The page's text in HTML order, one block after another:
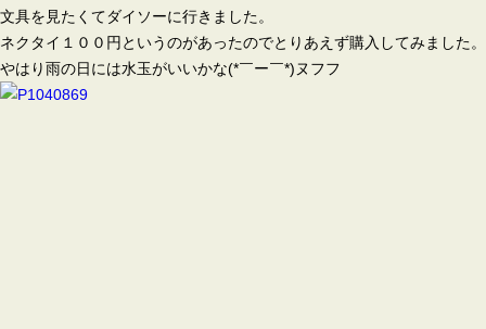
文具を見たくてダイソーに行きました。
ネクタイ１００円というのがあったのでとりあえず購入してみました。
やはり雨の日には水玉がいいかな(*￣ー￣*)ヌフフ